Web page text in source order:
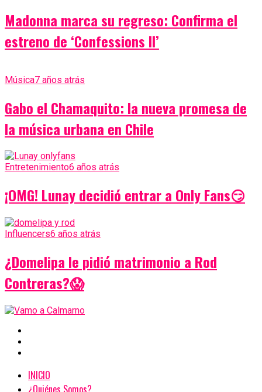
Madonna marca su regreso: Confirma el
estreno de ‘Confessions II’
Música7 años atrás
Gabo el Chamaquito: la nueva promesa de
la música urbana en Chile
Entretenimiento6 años atrás
¡OMG! Lunay decidió entrar a Only Fans😏
Influencers6 años atrás
¿Domelipa le pidió matrimonio a Rod
Contreras?😱
INICIO
¿Quiénes Somos?